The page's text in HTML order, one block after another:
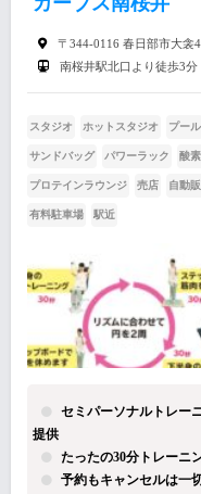
〒344-0116 春日部市大衾
南桜井駅北口より徒歩3分
スタジオ ホットスタジオ プール
サンドバッグ パワーラック 酸
プロテインラウンジ 売店 自動
有料駐車場 駅近
セミパーソナルトレー
提供
たったの30分トレーニ
予約もキャンセルは一